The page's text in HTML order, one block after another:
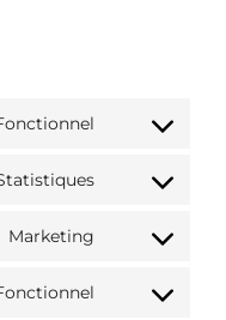
CONSENT
SERVICE
CONSENT
SERVICE
Marketing
CONSENT
SERVICE
CONSENT